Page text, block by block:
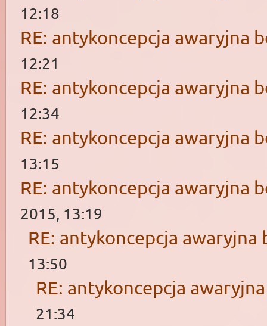
12:18
RE: antykoncepcja awaryjna
12:21
RE: antykoncepcja awaryjna
12:34
RE: antykoncepcja awaryjna
13:15
RE: antykoncepcja awaryjna
2015, 13:19
RE: antykoncepcja awaryjna
13:50
RE: antykoncepcja
21:34